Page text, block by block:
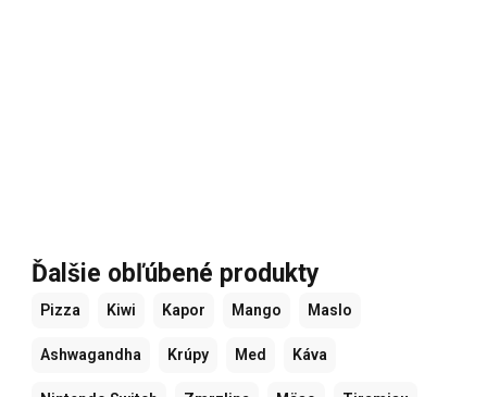
Ďalšie obľúbené produkty
Pizza Kiwi Kapor Mango Maslo
Ashwagandha Krúpy Med Káva